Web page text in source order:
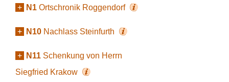
+ N1 Ortschronik Roggendorf
+ N10 Nachlass Steinfurth
+ N11 Schenkung von Herrn
Siegfried Krakow